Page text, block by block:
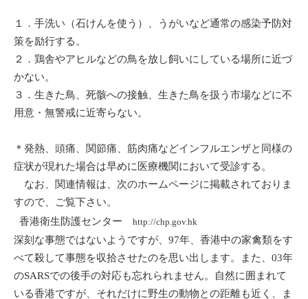
１．手洗い（石けんを使う）、うがいなど通常の感染予防対
策を励行する。
２．鶏舎やアヒルなどの鳥を放し飼いにしている場所に近づ
かない。
３．生きた鳥、死骸への接触、生きた鳥を扱う市場などに不
用意・無警戒に近寄らない。
＊発熱、頭痛、関節痛、筋肉痛などインフルエンザと同様の
症状が現れた場合は早めに医療機関において受診する。
なお、関連情報は、次のホームページに掲載されておりま
すので、ご覧下さい。
香港衛生防護センターhttp://chp.gov.hk
深刻な事態ではないようですが、97年、香港中の家禽類をす
べて殺して事態を収拾させたのを思い出します。また、03年
のSARSでの後手の対応も忘れられません。自然に囲まれて
いる香港ですが、それだけに野生の動物との距離も近く、ま